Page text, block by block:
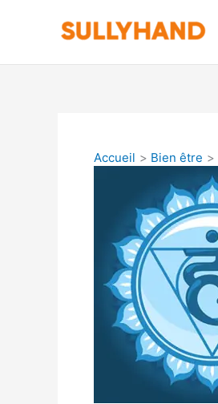
Accueil Bien être